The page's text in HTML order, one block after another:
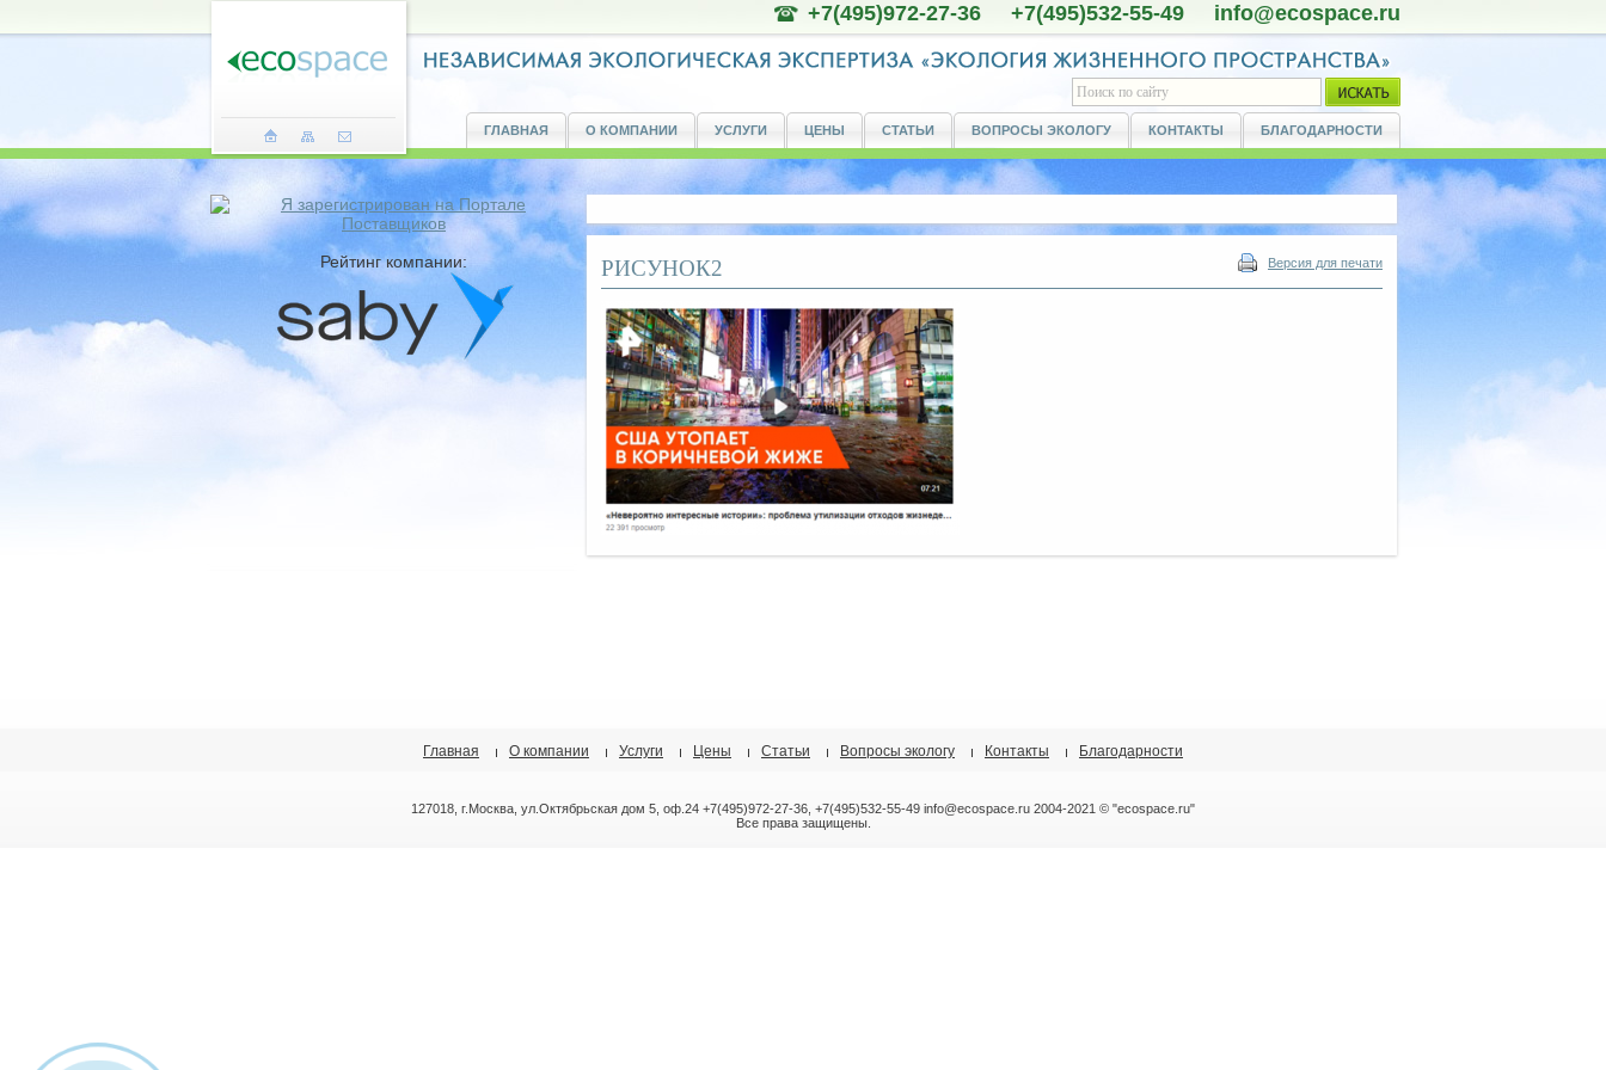
+7(495)972-27-36 +7(495)532-55-49 info@ecospace.ru
ГЛАВНАЯ О КОМПАНИИ УСЛУГИ ЦЕНЫ СТАТЬИ ВОПРОСЫ ЭКОЛОГУ КОНТАКТЫ БЛАГОДАРНОСТИ
Версия для печати
РИСУНОК2
Рейтинг компании:
Главная О компании Услуги Цены Статьи Вопросы экологу Контакты Благодарности
127018, г.Москва, ул.Октябрьская дом 5, оф.24 +7(495)972-27-36, +7(495)532-55-49 info@ecospace.ru 2004-2021 © "ecospace.ru"
Все права защищены.